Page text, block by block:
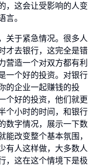
，这会让受影响的人变
。
关于紧急情况。很多人
才去银行，这完全是错
营造一个对双方都有利
一个好的投资。对银行
的企业一起赚钱的投
个好的投资，他们就更
个小时的时间，和银行
数字情况，展示一下数
改变整个基本氛围，
有人这样做，大多数人
，这在这个情境下是极